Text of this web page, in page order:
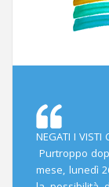
NEGATI I VISTI
Purtroppo
mese, lunedì